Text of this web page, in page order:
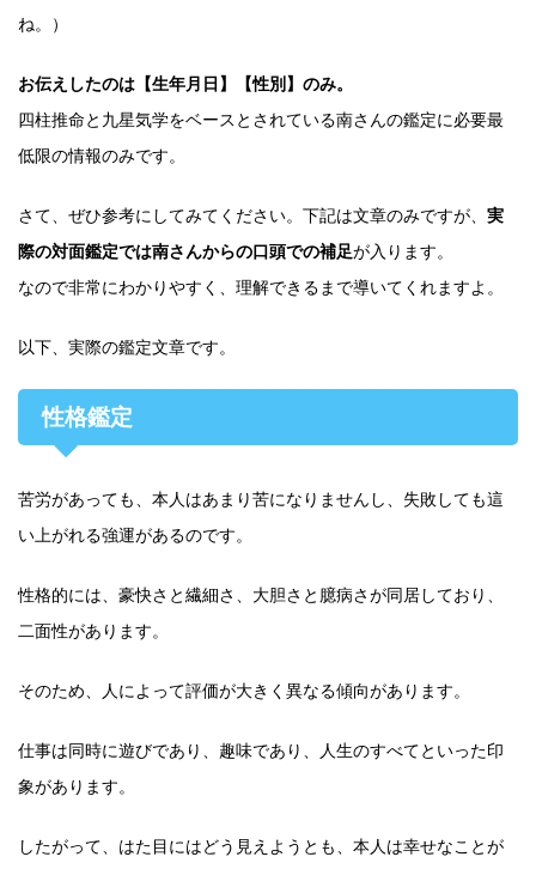
ね。）
お伝えしたのは【生年月日】【性別】のみ。
四柱推命と九星気学をベースとされている南さんの鑑定に必要最
低限の情報のみです。
さて、ぜひ参考にしてみてください。下記は文章のみですが、 実
際の対面鑑定では南さんからの口頭での補足が入ります。
なので非常にわかりやすく、理解できるまで導いてくれますよ。
以下、実際の鑑定文章です。
性格鑑定
苦労があっても、本人はあまり苦になりませんし、失敗しても這
い上がれる強運があるのです。
性格的には、豪快さと繊細さ、大胆さと臆病さが同居しており、
二面性があります。
そのため、人によって評価が大きく異なる傾向があります。
仕事は同時に遊びであり、趣味であり、人生のすべてといった印
象があります。
したがって、はた目にはどう見えようとも、本人は幸せなことが